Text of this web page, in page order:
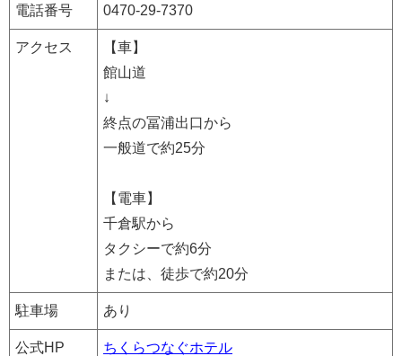
電話番号 0470-29-7370
アクセス
【車】
館山道
↓
終点の冨浦出口から
一般道で約25分
【電車】
千倉駅から
タクシーで約6分
または、徒歩で約20分
駐車場 あり
公式HP ちくらつなぐホテル